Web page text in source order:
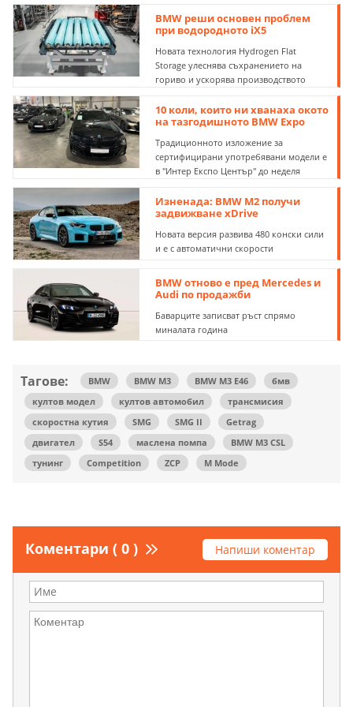
BMW реши основен проблем
при водородното iX5
Новата технология Hydrogen Flat
Storage улеснява съхранението на
гориво и ускорява производството
10 коли, които ни хванаха окото
на тазгодишното BMW Expo
Традиционното изложение за
сертифицирани употребявани модели е
в "Интер Експо Център" до неделя
Изненада: BMW M2 получи
задвижване xDrive
Новата версия развива 480 конски сили
и е с автоматични скорости
BMW отново е пред Mercedes и
Audi по продажби
Баварците записват ръст спрямо
миналата година
Тагове: BMW BMW M3 BMW M3 E46
бмв
култов модел
култов автомобил
трансмисия
скоростна кутия
SMG SMG II
Getrag
двигател
S54 маслена помпа
BMW M3 CSL
тунинг
Competition ZCP M Mode
Коментари ( 0 ) Напиши коментар